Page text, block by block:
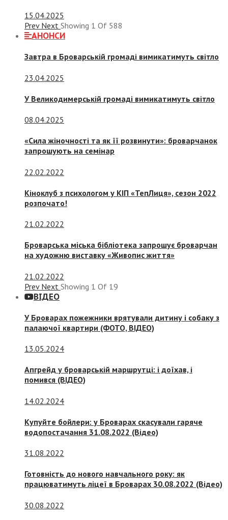
15.04.2025
Prev Next Showing 1 Of 588
АНОНСИ
Завтра в Броварській громаді вимикатимуть світло
23.04.2025
У Великодимерській громаді вимикатимуть світло
08.04.2025
«Сила жіночності та як її розвинути»: броварчанок
запрошують на семінар
22.02.2022
Кіноклуб з психологом у КІП «ТепЛиця», сезон 2022
розпочато!
21.02.2022
Броварська міська бібліотека запрошує броварчан
на художню виставку «Живопис життя»
21.02.2022
Prev Next Showing 1 Of 19
ВІДЕО
У Броварах пожежники врятували дитину і собаку з
палаючої квартири (ФОТО, ВІДЕО)
13.05.2024
Апгрейд у броварській маршрутці: і доїхав, і
помився (ВІДЕО)
14.02.2024
Купуйте бойлери: у Броварах скасували гаряче
водопостачання 31.08.2022 (Відео)
31.08.2022
Готовність до нового навчального року: як
працюватимуть ліцеї в Броварах 30.08.2022 (Відео)
30.08.2022